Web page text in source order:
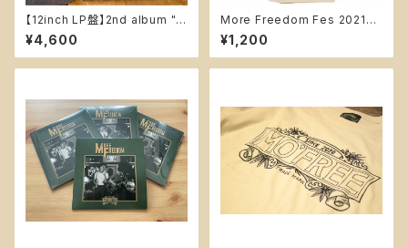
【12inch LP盤】2nd album "T
he Blue Blues"
¥4,600
More Freedom Fes 2021
オリジナルトート
¥1,200